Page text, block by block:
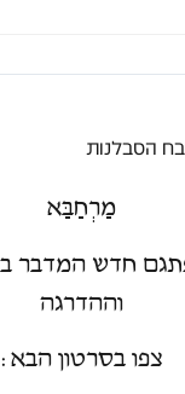
הסבלנות
מַרְחַבַּא
חדש המדבר
וההדרגה
צפו בסרטון הבא: